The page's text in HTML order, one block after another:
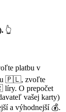
👆
platbu v
🇵🇱, zvoľte
O prepočet
vašej karty)
a výhodnejší 💰.